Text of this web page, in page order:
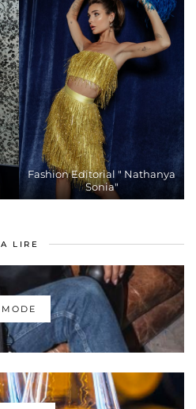
Fashion Editorial " Nathanya
Sonia"
A LIRE
MODE